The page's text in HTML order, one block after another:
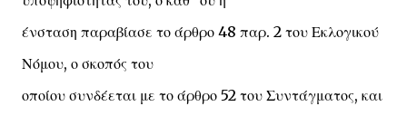
ένσταση παραβίασε το άρθρο 48 παρ. 2 του Εκλογικού
Νόμου, ο σκοπός του
οποίου συνδέεται με το άρθρο 52 του Συντάγματος, και